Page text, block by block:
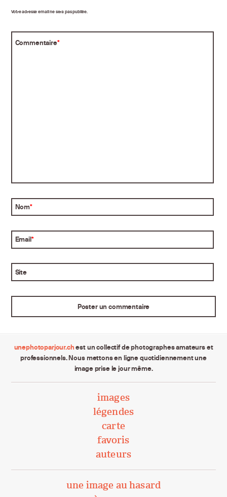
Votre adresse email ne sera pas publiée.
Commentaire*
Nom*
Email*
Site
unephotoparjour.chest un collectif de photographes amateurs et
professionnels. Nous mettons en ligne quotidiennement une
image prise le jour même.
images
légendes
carte
favoris
auteurs
une image au hasard